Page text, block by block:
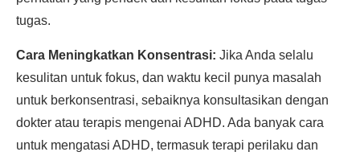
tugas.
Cara Meningkatkan Konsentrasi: Jika Anda selalu
kesulitan untuk fokus, dan waktu kecil punya masalah
untuk berkonsentrasi, sebaiknya konsultasikan dengan
dokter atau terapis mengenai ADHD. Ada banyak cara
untuk mengatasi ADHD, termasuk terapi perilaku dan